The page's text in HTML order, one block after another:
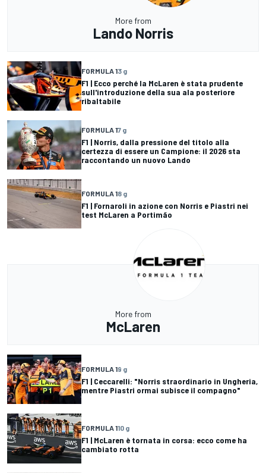
More from
Lando Norris
FORMULA 13 g
F1 | Ecco perché la McLaren è stata prudente
sull'introduzione della sua ala posteriore
ribaltabile
FORMULA 17 g
F1 | Norris, dalla pressione del titolo alla
certezza di essere un Campione: il 2026 sta
raccontando un nuovo Lando
FORMULA 18 g
F1 | Fornaroli in azione con Norris e Piastri nei
test McLaren a Portimão
More from
McLaren
FORMULA 19 g
F1 | Ceccarelli: "Norris straordinario in Ungheria,
mentre Piastri ormai subisce il compagno"
FORMULA 110 g
F1 | McLaren è tornata in corsa: ecco come ha
cambiato rotta